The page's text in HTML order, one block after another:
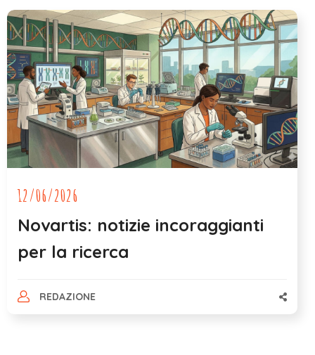
12/06/2026
Novartis: notizie incoraggianti
per la ricerca
REDAZIONE